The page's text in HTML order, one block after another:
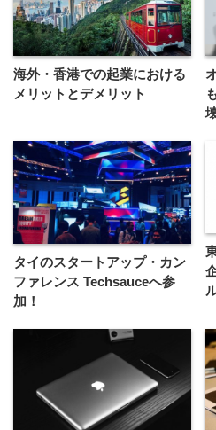
海外・香港での起業における
メリットとデメリット
タイのスタートアップ・カン
ファレンス Techsauceへ参
加！